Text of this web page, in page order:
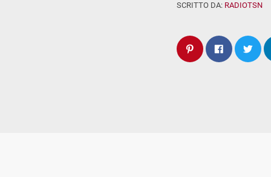
SCRITTO DA: RADIOTSN